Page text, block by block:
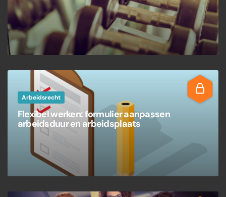
Arbeidsrecht
Flexibel werken: formulier aanpassen
arbeidsduur en arbeidsplaats